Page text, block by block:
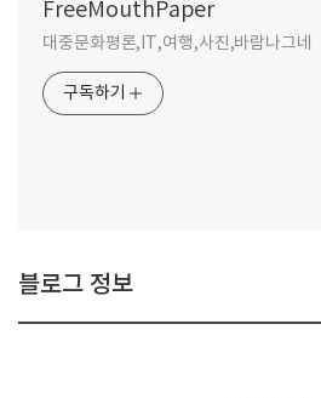
FreeMouthPaper
대중문화평론,IT,여행,사진,바람나그네
구독하기
블로그 정보